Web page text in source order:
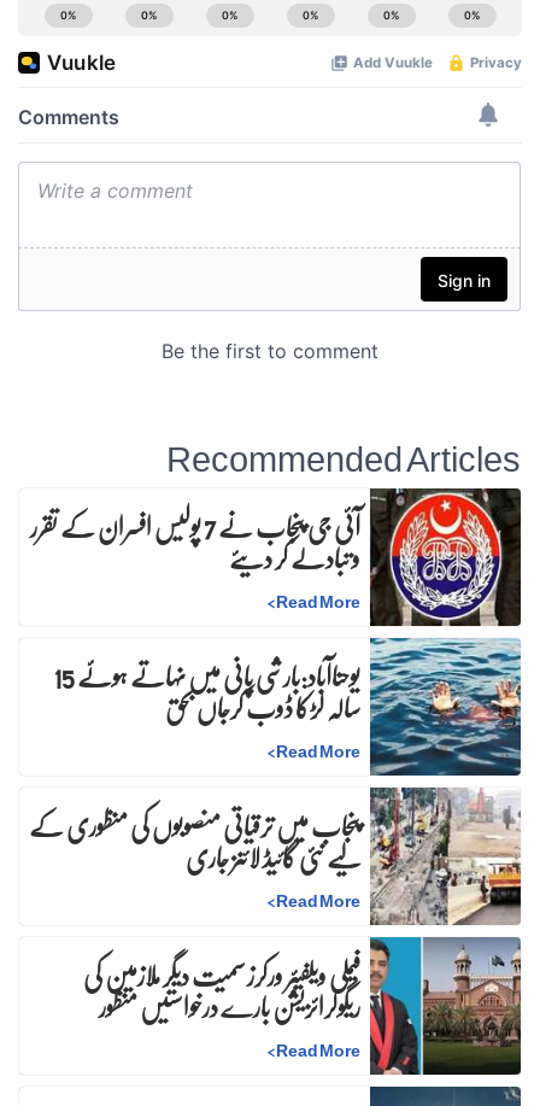
Recommended Articles
آئی جی پنجاب نے 7 پولیس افسران کے تقرر و تبادلے کر دیئے
Read More
>
یوحناآباد:بارشی پانی میں نہاتے ہوئے 15 سالہ لڑکا ڈوب کرجاں بحق
Read More
>
پنجاب میں ترقیاتی منصوبوں کی منظوری کے
لیے نئی گائیڈ لائنز جاری
Read More
>
فیملی ویلفیئر ورکرز سمیت دیگر ملازمین کی
ریگولرائزیشن بارے درخواستیں منظور
Read More
>